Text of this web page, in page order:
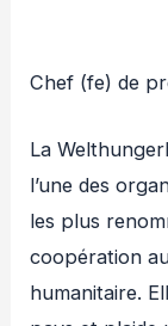
Chef (fe) de
La
l’une des
les plus
coopération
humanitaire.